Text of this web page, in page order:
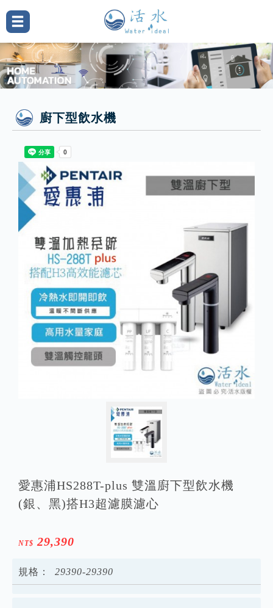
廚下型飲水機
愛惠浦HS288T-plus 雙溫廚下型飲水機
(銀、黑)搭H3超濾膜濾心
NT$ 29,390
規格： 29390-29390